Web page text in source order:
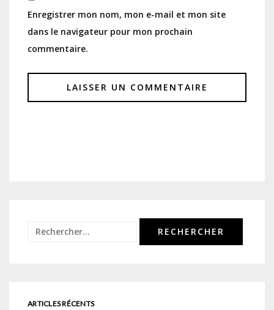
Enregistrer mon nom, mon e-mail et mon site
dans le navigateur pour mon prochain
commentaire.
Rechercher :
ARTICLES RÉCENTS